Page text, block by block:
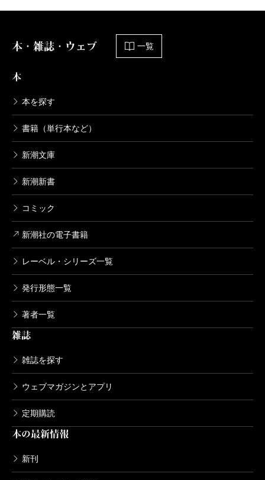
本・雑誌・ウェブ 一覧
本
本を探す
書籍（単行本など）
新潮文庫
新潮新書
コミック
新潮社の電子書籍
レーベル・シリーズ一覧
発行形態一覧
著者一覧
雑誌
雑誌を探す
ウェブマガジンとアプリ
定期購読
本の最新情報
新刊